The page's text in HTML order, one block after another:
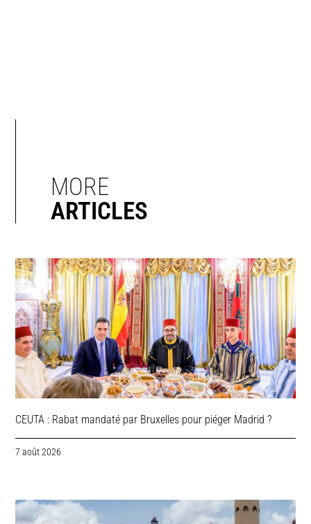
MORE
ARTICLES
CEUTA : Rabat mandaté par Bruxelles pour piéger Madrid ?
7 août 2026